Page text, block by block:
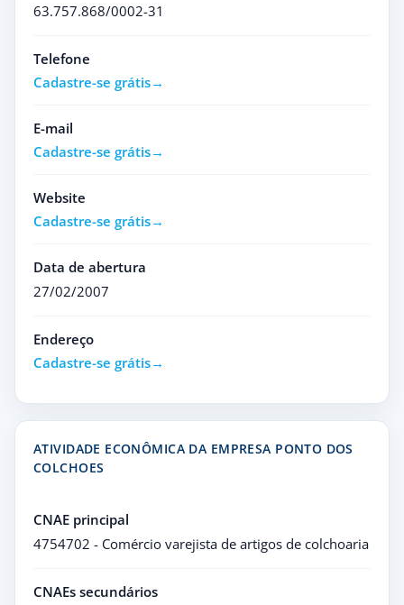
63.757.868/0002-31
Telefone
Cadastre-se grátis
E-mail
Cadastre-se grátis
Website
Cadastre-se grátis
Data de abertura
27/02/2007
Endereço
Cadastre-se grátis
ATIVIDADE ECONÔMICA DA EMPRESA PONTO DOS
COLCHOES
CNAE principal
4754702 - Comércio varejista de artigos de colchoaria
CNAEs secundários